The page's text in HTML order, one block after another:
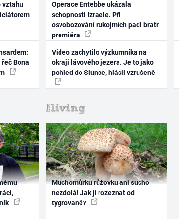
vztahu
Bona
Operace Entebbe ukázala
schopnosti Izraele. Při
osvobozování rukojmích padl bratr
premiéra
Video zachytilo výzkumníka na
okraji lávového jezera. Je to jako
pohled do Slunce, hlásil vzrušeně
Muchomůrku růžovku ani sucho
nezdolá! Jak ji rozeznat od
tygrované?